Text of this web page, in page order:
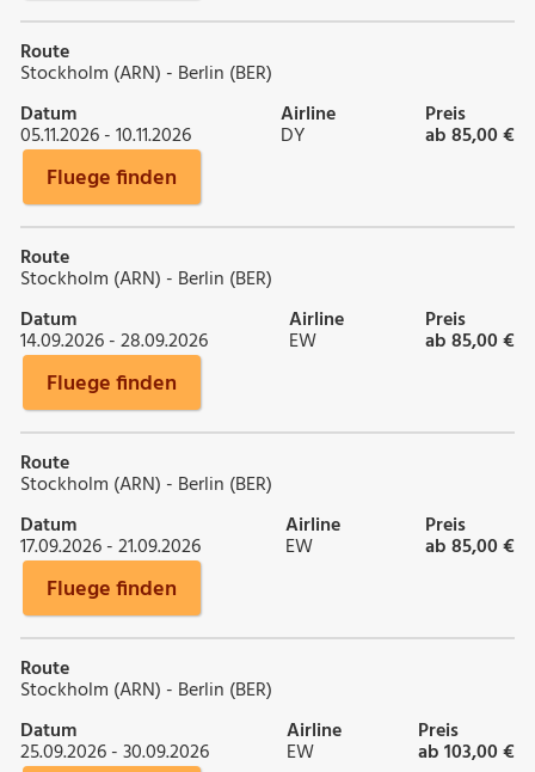
Route
Stockholm (ARN) - Berlin (BER)
Datum
05.11.2026 - 10.11.2026
Airline
DY
Preis
ab 85,00 €
Fluege finden
Route
Stockholm (ARN) - Berlin (BER)
Datum
14.09.2026 - 28.09.2026
Airline
EW
Preis
ab 85,00 €
Fluege finden
Route
Stockholm (ARN) - Berlin (BER)
Datum
17.09.2026 - 21.09.2026
Airline
EW
Preis
ab 85,00 €
Fluege finden
Route
Stockholm (ARN) - Berlin (BER)
Datum
25.09.2026 - 30.09.2026
Airline
EW
Preis
ab 103,00 €